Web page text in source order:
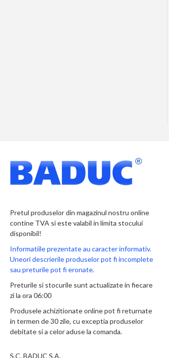
Pretul produselor din magazinul nostru online
contine TVA si este valabil in limita stocului
disponibil!
Informatiile prezentate au caracter informativ.
Uneori descrierile produselor pot fi incomplete
sau preturile pot fi eronate.
Preturile si stocurile sunt actualizate in fiecare
zi la ora 06:00
Produsele achizitionate online pot fi returnate
in termen de 30 zile, cu exceptia produselor
debitate si a celor aduse la comanda.
S.C. BADUC S.A.